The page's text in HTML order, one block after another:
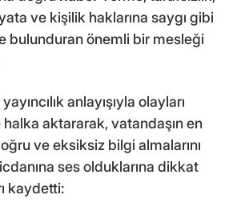
ve kişilik haklarına saygı gibi
bulunduran önemli bir mesleği
anlayışıyla olayları
aktararak, vatandaşın en
ve eksiksiz bilgi almalarını
ses olduklarına dikkat
kaydetti: